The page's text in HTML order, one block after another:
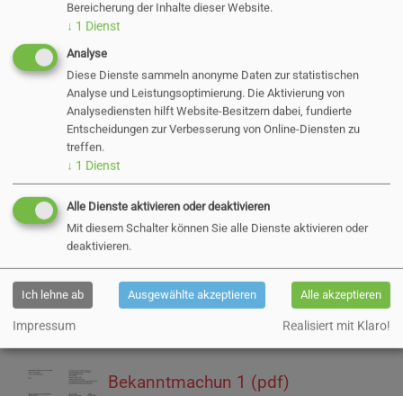
Aktuelle Direktvergaben
Öffentliche
Bekanntmachung
31.03.2023
Festsetzung einer Marktveranstaltung gemäß
§ 69 Abs. 1 der Gewerbeordnung (GewO)
Bekanntmachun 1 (pdf)
Bereicherung der Inhalte dieser Website.
↓ 1 Dienst
Analyse
Diese Dienste sammeln anonyme Daten zur statistischen
Analyse und Leistungsoptimierung. Die Aktivierung von
Analysediensten hilft Website-Besitzern dabei, fundierte
Entscheidungen zur Verbesserung von Online-Diensten zu
treffen.
↓ 1 Dienst
Alle Dienste aktivieren oder deaktivieren
Mit diesem Schalter können Sie alle Dienste aktivieren oder
deaktivieren.
Ich lehne ab Ausgewählte akzeptieren Alle akzeptieren
Impressum Realisiert mit Klaro!